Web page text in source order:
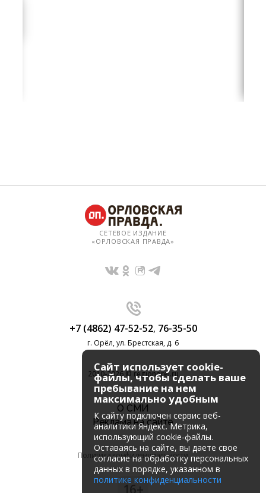
СЕТЕВОЕ ИЗДАНИЕ
«ОРЛОВСКАЯ ПРАВДА»
+7 (4862) 47-52-52, 76-35-50
г. Орёл, ул. Брестская, д. 6
2010-2026 © regionorel.ru
О СМИ
Реклама на сайте
Политика конфиденциальности
16+
Сайт использует cookie-
файлы, чтобы сделать ваше
пребывание на нем
максимально удобным
К cайту подключен сервис веб-
аналитики Яндекс. Метрика,
использующий cookie-файлы.
Оставаясь на сайте, вы даете свое
согласие на обработку персональных
данных в порядке, указанном в
политике конфиденциальности